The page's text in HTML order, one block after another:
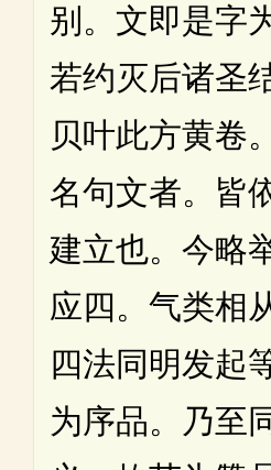
别。文即是字
若约灭后诸圣
贝叶此方黄卷
名句文者。皆
建立也。今略
应四。气类相
四法同明发起
为序品。乃至